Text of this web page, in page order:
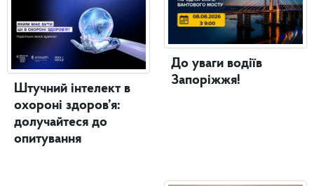
Штучний інтелект в
охороні здоров’я:
долучайтеся до
опитування
До уваги водіїв
Запоріжжя!